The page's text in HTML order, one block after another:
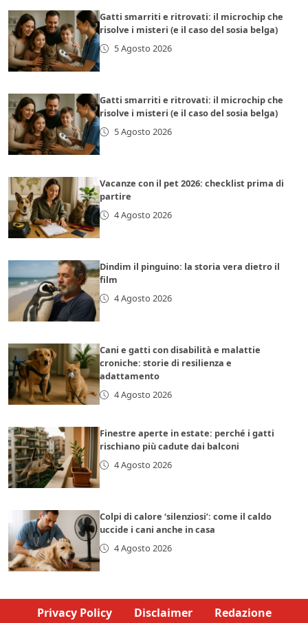
Gatti smarriti e ritrovati: il microchip che
risolve i misteri (e il caso del sosia belga)
5 Agosto 2026
Gatti smarriti e ritrovati: il microchip che
risolve i misteri (e il caso del sosia belga)
5 Agosto 2026
Vacanze con il pet 2026: checklist prima di
partire
4 Agosto 2026
Dindim il pinguino: la storia vera dietro il
film
4 Agosto 2026
Cani e gatti con disabilità e malattie
croniche: storie di resilienza e
adattamento
4 Agosto 2026
Finestre aperte in estate: perché i gatti
rischiano più cadute dai balconi
4 Agosto 2026
Colpi di calore ‘silenziosi’: come il caldo
uccide i cani anche in casa
4 Agosto 2026
Privacy Policy Disclaimer Redazione